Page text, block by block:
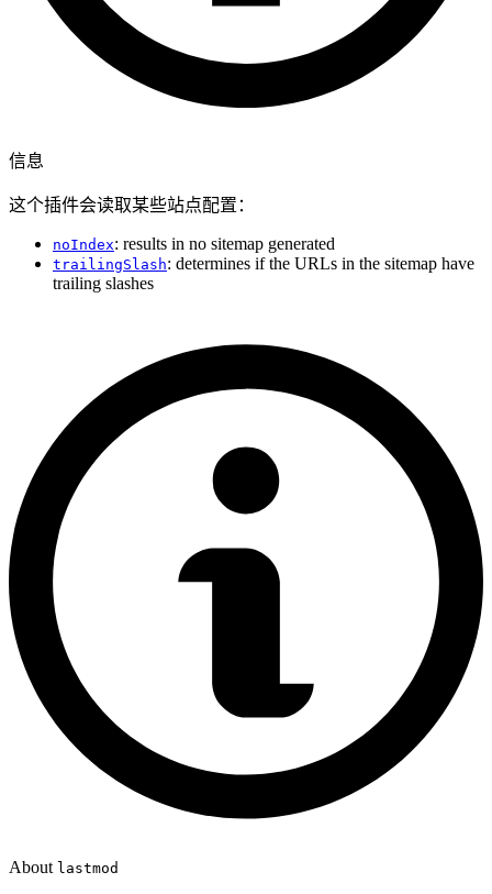
信息
这个插件会读取某些站点配置：
noIndex: results in no sitemap generated
trailingSlash: determines if the URLs in the sitemap have
trailing slashes
About lastmod